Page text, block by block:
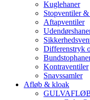
Kuglehaner
Stopventiler
Aftapventiler
Differenstryk
Kontraventiler
Snavssamler
Afløb & kloak